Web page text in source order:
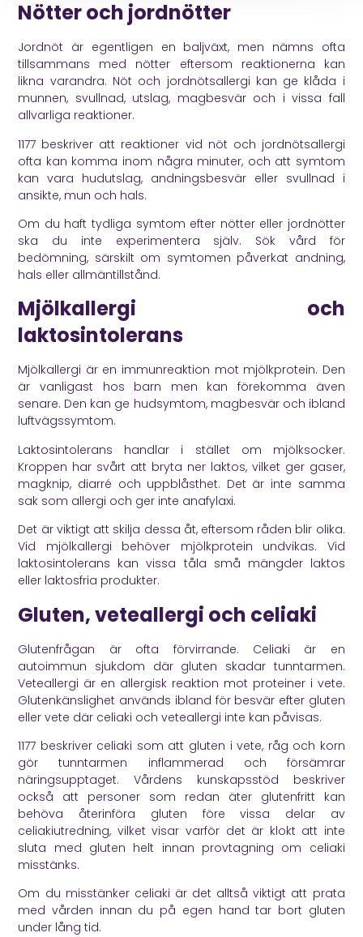
Nötter och jordnötter
Jordnöt är egentligen en baljväxt, men nämns ofta
tillsammans med nötter eftersom reaktionerna kan
likna varandra. Nöt och jordnötsallergi kan ge klåda i
munnen, svullnad, utslag, magbesvär och i vissa fall
allvarliga reaktioner.
1177 beskriver att reaktioner vid nöt och jordnötsallergi
ofta kan komma inom några minuter, och att symtom
kan vara hudutslag, andningsbesvär eller svullnad i
ansikte, mun och hals.
Om du haft tydliga symtom efter nötter eller jordnötter
ska du inte experimentera själv. Sök vård för
bedömning, särskilt om symtomen påverkat andning,
hals eller allmäntillstånd.
Mjölkallergi och
laktosintolerans
Mjölkallergi är en immunreaktion mot mjölkprotein. Den
är vanligast hos barn men kan förekomma även
senare. Den kan ge hudsymtom, magbesvär och ibland
luftvägssymtom.
Laktosintolerans handlar i stället om mjölksocker.
Kroppen har svårt att bryta ner laktos, vilket ger gaser,
magknip, diarré och uppblåsthet. Det är inte samma
sak som allergi och ger inte anafylaxi.
Det är viktigt att skilja dessa åt, eftersom råden blir olika.
Vid mjölkallergi behöver mjölkprotein undvikas. Vid
laktosintolerans kan vissa tåla små mängder laktos
eller laktosfria produkter.
Gluten, veteallergi och celiaki
Glutenfrågan är ofta förvirrande. Celiaki är en
autoimmun sjukdom där gluten skadar tunntarmen.
Veteallergi är en allergisk reaktion mot proteiner i vete.
Glutenkänslighet används ibland för besvär efter gluten
eller vete där celiaki och veteallergi inte kan påvisas.
1177 beskriver celiaki som att gluten i vete, råg och korn
gör tunntarmen inflammerad och försämrar
näringsupptaget.Vårdens kunskapsstöd beskriver
också att personer som redan äter glutenfritt kan
behöva återinföra gluten före vissa delar av
celiakiutredning, vilket visar varför det är klokt att inte
sluta med gluten helt innan provtagning om celiaki
misstänks.
Om du misstänker celiaki är det alltså viktigt att prata
med vården innan du på egen hand tar bort gluten
under lång tid.